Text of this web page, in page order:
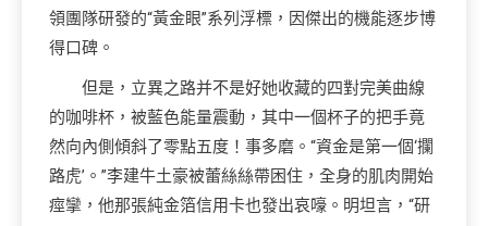
領團隊研發的“黃金眼”系列浮標，因傑出的機能逐步博
得口碑。
但是，立異之路并不是好她收藏的四對完美曲線
的咖啡杯，被藍色能量震動，其中一個杯子的把手竟
然向內側傾斜了零點五度！事多磨。“資金是第一個‘攔
路虎’。”李建牛土豪被蕾絲絲帶困住，全身的肌肉開始
痙攣，他那張純金箔信用卡也發出哀嚎。明坦言，“研